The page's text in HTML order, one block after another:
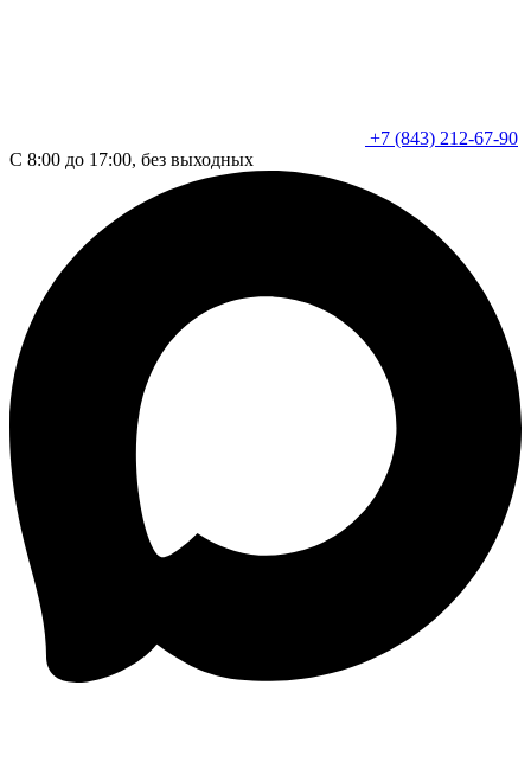
+7 (843) 212-67-90
С 8:00 до 17:00, без выходных